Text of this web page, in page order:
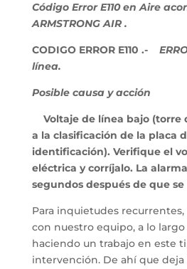
Código Error E110 en Aire
ARMSTRONG AIR .
CODIGO ERROR E110 .-
línea.
Posible causa y acción
Voltaje de línea bajo (torre
a la clasificación de la placa
identificación). Verifique el
eléctrica y corríjalo. La
segundos después de que
Para inquietudes
con nuestro equipo, a lo
haciendo un trabajo en este
intervención. De ahí que